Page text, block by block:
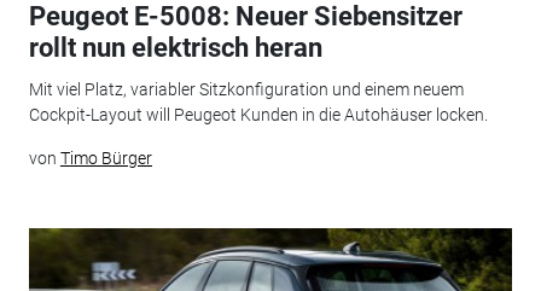
Peugeot E-5008: Neuer Siebensitzer
rollt nun elektrisch heran
Mit viel Platz, variabler Sitzkonfiguration und einem neuem
Cockpit-Layout will Peugeot Kunden in die Autohäuser locken.
von Timo Bürger